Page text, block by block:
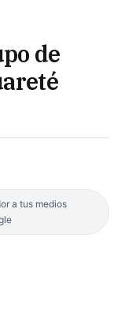
de
a tus medios